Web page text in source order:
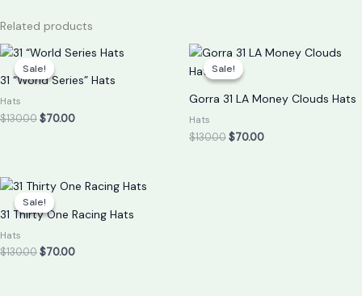
Related products
Sale!
Sale!
31 “World Series” Hats
Hats
$130.00
Original
was:
$130.00.
$70.00
Current
is:
$70.00.
Sale!
Sale!
Gorra 31 LA Money Clouds Hats
Hats
$130.00
Original
was:
$70.00
Current
Sale!
Sale!
31 Thirty One Racing Hats
Hats
$130.00
Original
price
was:
$130.00.
$70.00
Current
is:
$70.00.